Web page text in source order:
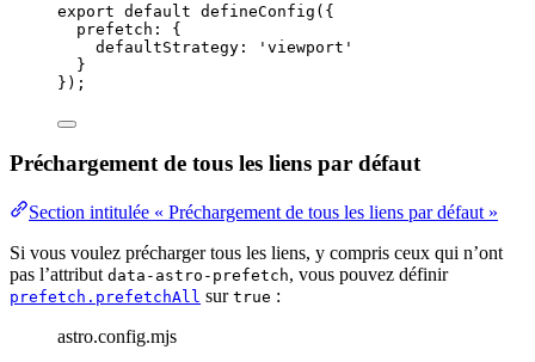
export default defineConfig ({
prefetch: {
defaultStrategy:
' viewport '
}
});
Préchargement de tous les liens par défaut
Section intitulée « Préchargement de tous les liens par défaut »
Si vous voulez précharger tous les liens, y compris ceux qui n’ont
pas l’attribut data-astro-prefetch, vous pouvez définir
prefetch.prefetchAll sur true :
astro.config.mjs